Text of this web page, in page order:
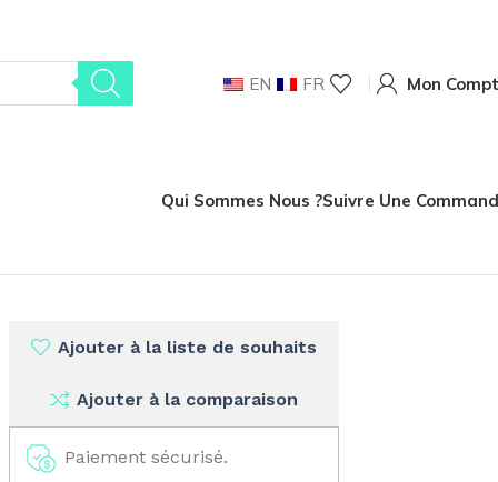
EN FR Mon
Qui Sommes Nous ?Suivre Une
Ajouter à la liste de souhaits
Ajouter à la comparaison
Paiement sécurisé.